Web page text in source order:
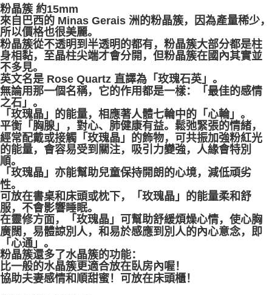
粉晶簇 約15mm
來自巴西的 Minas Gerais 洲的粉晶簇，因為產量稀少，
所以價格也很美麗。
粉晶簇從不透明到半透明的都有，粉晶簇大部分都是柱
身相黏，至晶柱尖端才會分開，但粉晶簇在國內其實並
不多見。
英文名是 Rose Quartz 直譯為「玫瑰石英」。
無論用那一個名稱，它的作用都是一樣：「最佳的感情
之石」。
「玫瑰晶」的能量，相應著人體七輪中的「心輪」。
平衡「胸腺」，對心、肺健康有益。鬆弛緊張的情緒，
經常配戴或接觸「玫瑰晶」的飾物，可共振加強粉紅光
的能量，會容易受到關注，吸引力變強，人緣會特別
順。
「玫瑰晶」亦能幫助兒童保持開朗的心境，減低頑劣
性。
可放在書桌和床頭或枕下，「玫瑰晶」的能量柔和舒
服，不會影響睡眠。
在靈修方面，「玫瑰晶」可幫助舒緩煩燥心情，使心胸
廣闊，易體諒別人，和易於感應到別人的內心意念，即
「心通」。
粉晶簇還多了水晶簇的功能：
比一般的水晶簇更適合放在臥房內喔！
協助夫妻感情和順甜蜜！可放在床頭櫃！